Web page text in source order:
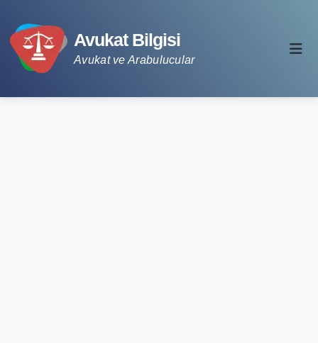
Avukat Bilgisi
Avukat ve Arabulucular